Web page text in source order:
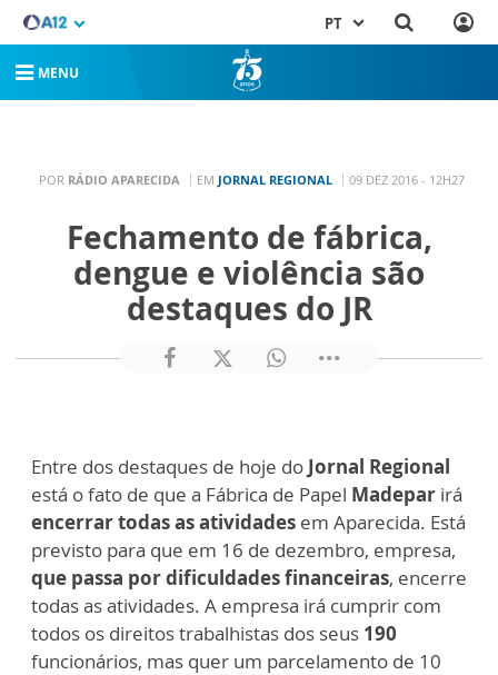
PT
MENU
POR RÁDIO APARECIDA EM JORNAL REGIONAL 09 DEZ 2016 - 12H27
Fechamento de fábrica,
dengue e violência são
destaques do JR
Entre dos destaques de hoje do Jornal Regional
está o fato de que a Fábrica de Papel Madepar irá
encerrar todas as atividades em Aparecida. Está
previsto para que em 16 de dezembro, empresa,
que passa por dificuldades financeiras, encerre
todas as atividades. A empresa irá cumprir com
todos os direitos trabalhistas dos seus 190
funcionários, mas quer um parcelamento de 10